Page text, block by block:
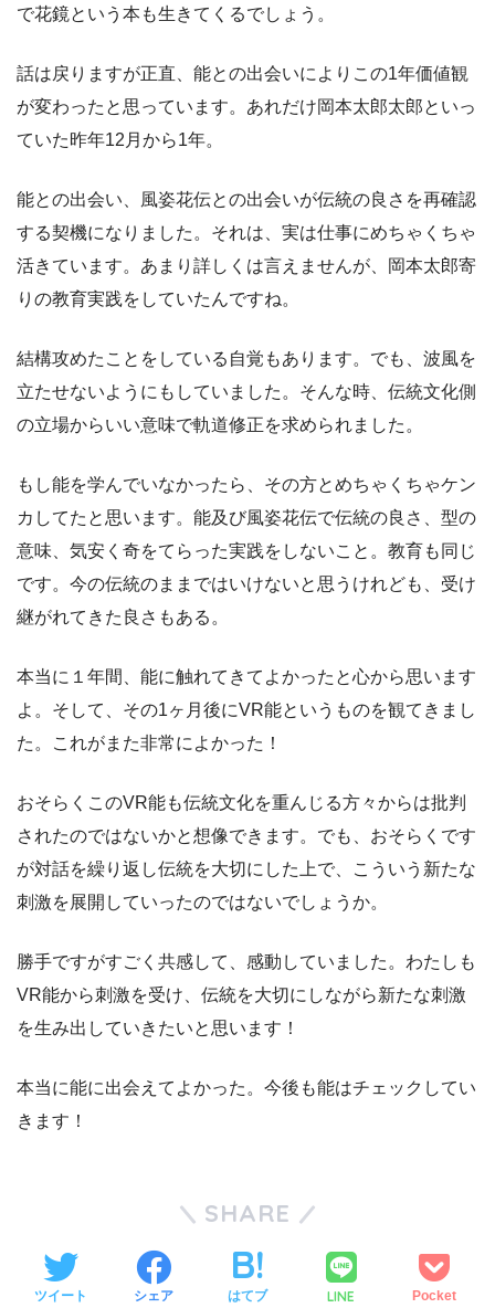
で花鏡という本も生きてくるでしょう。
話は戻りますが正直、能との出会いによりこの1年価値観
が変わったと思っています。あれだけ岡本太郎太郎といっ
ていた昨年12月から1年。
能との出会い、風姿花伝との出会いが伝統の良さを再確認
する契機になりました。それは、実は仕事にめちゃくちゃ
活きています。あまり詳しくは言えませんが、岡本太郎寄
りの教育実践をしていたんですね。
結構攻めたことをしている自覚もあります。でも、波風を
立たせないようにもしていました。そんな時、伝統文化側
の立場からいい意味で軌道修正を求められました。
もし能を学んでいなかったら、その方とめちゃくちゃケン
カしてたと思います。能及び風姿花伝で伝統の良さ、型の
意味、気安く奇をてらった実践をしないこと。教育も同じ
です。今の伝統のままではいけないと思うけれども、受け
継がれてきた良さもある。
本当に１年間、能に触れてきてよかったと心から思います
よ。そして、その1ヶ月後にVR能というものを観てきまし
た。これがまた非常によかった！
おそらくこのVR能も伝統文化を重んじる方々からは批判
されたのではないかと想像できます。でも、おそらくです
が対話を繰り返し伝統を大切にした上で、こういう新たな
刺激を展開していったのではないでしょうか。
勝手ですがすごく共感して、感動していました。わたしも
VR能から刺激を受け、伝統を大切にしながら新たな刺激
を生み出していきたいと思います！
本当に能に出会えてよかった。今後も能はチェックしてい
きます！
SHARE
ツイート シェア はてブ LINE Pocket